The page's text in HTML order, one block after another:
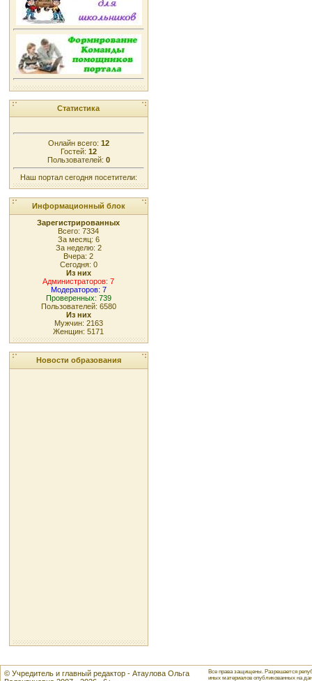
Статистика
Онлайн всего: 12
Гостей: 12
Пользователей: 0
Наш портал сегодня посетители:
Информационный блок
Зарегистрированных
Всего: 7334
За месяц: 6
За неделю: 2
Вчера: 2
Сегодня: 0
Из них
Администраторов: 7
Модераторов: 7
Проверенных: 739
Пользователей: 6580
Из них
Мужчин: 2163
Женщин: 5171
Новости образования
© Учредитель и главный редактор - Атаулова Ольга
Все права защищены. Разрешается
иных материалов опубликованных на